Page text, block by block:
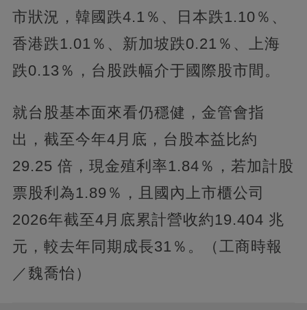
市狀況，韓國跌4.1％、日本跌1.10％、
香港跌1.01％、新加坡跌0.21％、上海
跌0.13％，台股跌幅介于國際股市間。
就台股基本面來看仍穩健，金管會指
出，截至今年4月底，台股本益比約
29.25 倍，現金殖利率1.84％，若加計股
票股利為1.89％，且國內上市櫃公司
2026年截至4月底累計營收約19.404 兆
元，較去年同期成長31％。（工商時報
／魏喬怡）